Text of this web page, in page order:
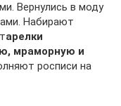
Вернулись в моду
Набирают
арелки
мраморную и
росписи на